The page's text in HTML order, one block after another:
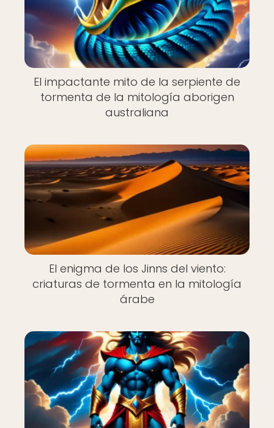
El impactante mito de la serpiente de
tormenta de la mitología aborigen
australiana
El enigma de los Jinns del viento:
criaturas de tormenta en la mitología
árabe